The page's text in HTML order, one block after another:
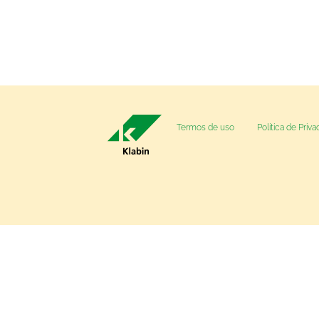
Termos de uso Política de